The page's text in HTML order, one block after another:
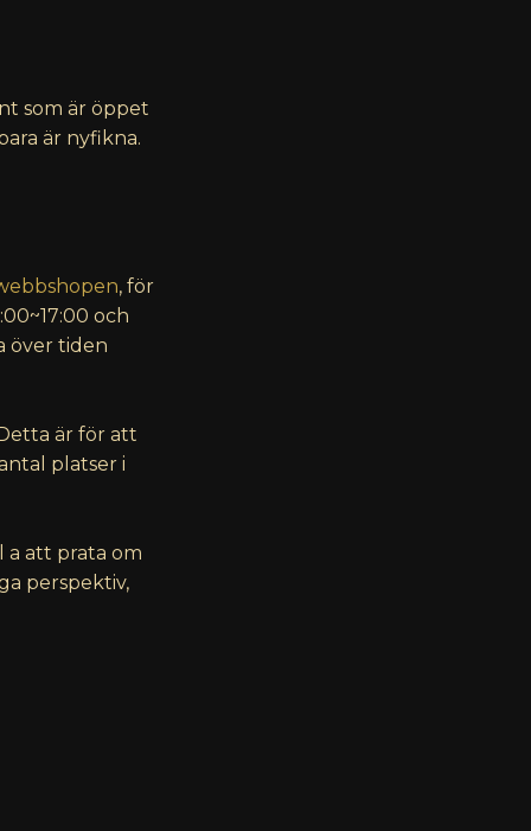
som är öppet
är nyfikna.
, för
och
över tiden
är för att
platser i
a att prata om
perspektiv,